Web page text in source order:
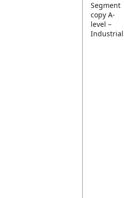
Segment
copy A-
level –
Industrial